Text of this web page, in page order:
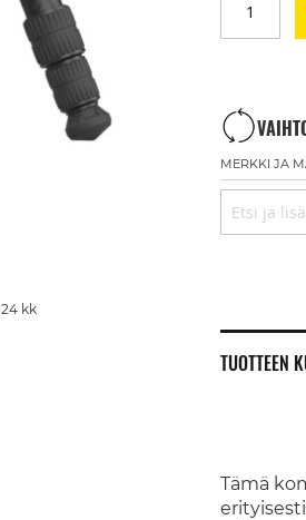
MERKKI JA
TUOTTEEN
Tämä
24 kk